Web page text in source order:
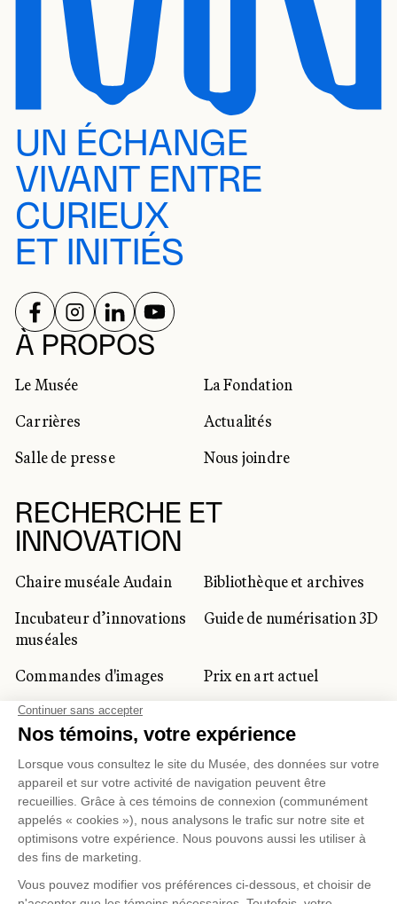
UN ÉCHANGE
VIVANT ENTRE
CURIEUX
ET INITIÉS
À PROPOS
Le Musée
La Fondation
Carrières
Actualités
Salle de presse
Nous joindre
RECHERCHE ET
INNOVATION
Chaire muséale Audain
Bibliothèque et archives
Incubateur d’innovations
muséales
Guide de numérisation 3D
Commandes d'images
Prix en art actuel
Prix Lynne-Cohen
CLIENTÈLE CORPORATIVE
ET PRIVÉE
Location d'espaces
Activités corporatives
professionnels du
RÉSEAUX SOCIAUX
SUIVEZ-NOUS SUR
SUIVEZ-NOUS SUR
SUIVEZ-NOUS SUR
SUIVEZ-NOUS SUR